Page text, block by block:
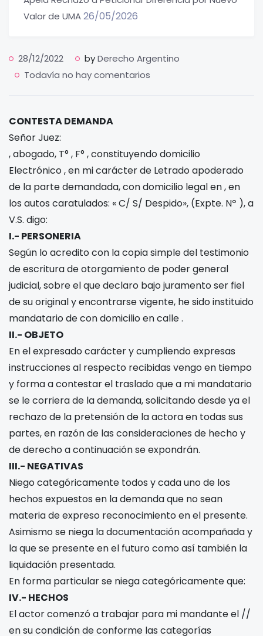
28/12/2022 byDerecho Argentino
Todavía no hay comentarios
CONTESTA DEMANDA
Señor Juez:
, abogado, T° , F° , constituyendo domicilio
Electrónico, en mi carácter de Letrado apoderado
de la parte demandada, con domicilio legal en, en
los autos caratulados: «C/ S/ Despido», (Expte. Nº ), a
V.S. digo:
I.- PERSONERIA
Según lo acredito con la copia simple del testimonio
de escritura de otorgamiento de poder general
judicial, sobre el que declaro bajo juramento ser fiel
de su original y encontrarse vigente, he sido instituido
mandatario decon domicilio en calle.
II.- OBJETO
En el expresado carácter y cumpliendo expresas
instrucciones al respecto recibidas vengo en tiempo
y forma a contestar el traslado que a mi mandatario
se le corriera de la demanda, solicitando desde ya el
rechazo de la pretensión de la actora en todas sus
partes, en razón de las consideraciones de hecho y
de derecho a continuación se expondrán.
III.- NEGATIVAS
Niego categóricamente todos y cada uno de los
hechos expuestos en la demanda que no sean
materia de expreso reconocimiento en el presente.
Asimismo se niega la documentación acompañada y
la que se presente en el futuro como así también la
liquidación presentada.
En forma particular se niega categóricamente que:
IV.- HECHOS
El actor comenzó a trabajar para mi mandante el //
en su condición deconforme las categorías
Valor de UMA26/05/2026